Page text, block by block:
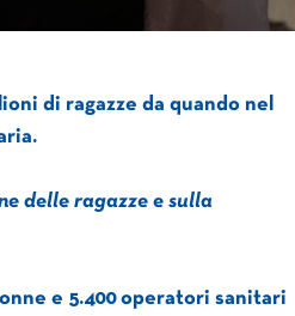
di ragazze da quando nel
delle ragazze e sulla
e 5.400 operatori sanitari